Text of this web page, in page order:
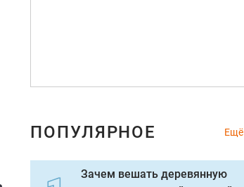
ПОПУЛЯРНОЕ Ещё
Зачем вешать деревянную